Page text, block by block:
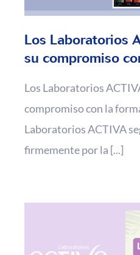
Los Laboratorios
su compromiso
Los Laboratorios
compromiso con la
Laboratorios ACTIVA
firmemente por la [...]